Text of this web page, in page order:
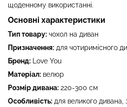
щоденному використанні.
Основні характеристики
Тип товару: чохол на диван
Призначення: для чотиримісного
Бренд: Love You
Матеріал: велюр
Розмір дивана: 220-300 см
Особливість: для великого дивана,